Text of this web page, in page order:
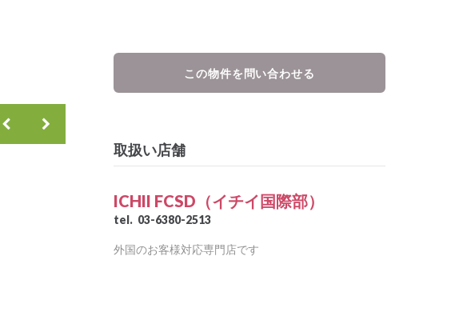
この物件を問い合わせる
取扱い店舗
ICHII FCSD（イチイ国際部）
tel. 03-6380-2513
外国のお客様対応専門店です